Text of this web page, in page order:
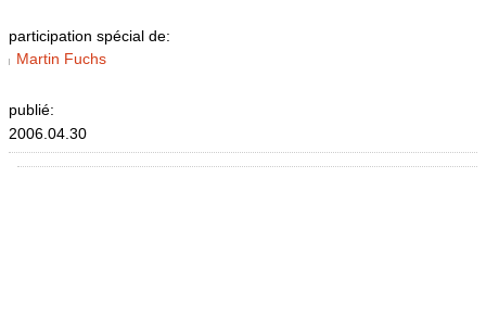
participation spécial de:
Martin Fuchs
publié:
2006.04.30